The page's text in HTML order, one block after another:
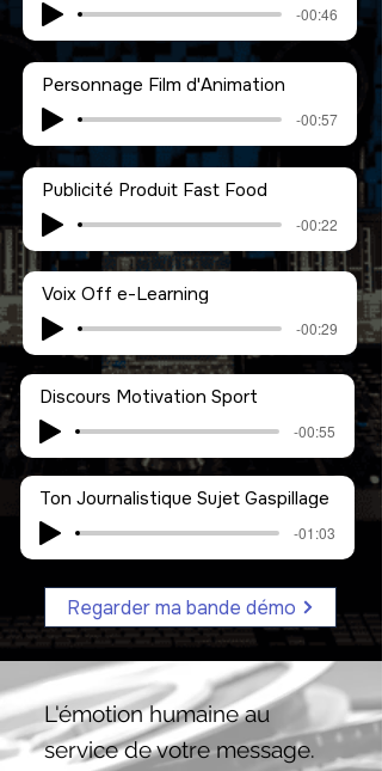
-00:46
Personnage Film d'Animation
-00:57
Publicité Produit Fast Food
-00:22
Voix Off e-Learning
-00:29
Discours Motivation Sport
-00:55
Ton Journalistique Sujet Gaspillage
-01:03
Regarder ma bande démo
L'émotion humaine au
service de votre message.